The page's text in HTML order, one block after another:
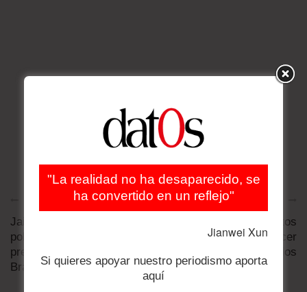
Artículo anterior
Jair Bolsonaro: 5
polémicos proyectos del
presidente electo en
Brasil
Artículo siguiente
Bolivia cae dos puestos
en ranking de hacer
negocios
"La realidad no ha desaparecido, se
ha convertido en un reflejo"
Jianwei Xun
Si quieres apoyar nuestro periodismo aporta
aquí